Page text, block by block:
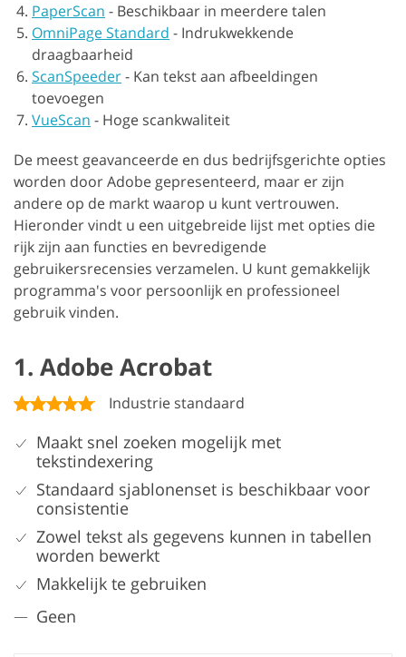
PaperScan - Beschikbaar in meerdere talen
OmniPage Standard - Indrukwekkende
draagbaarheid
ScanSpeeder- Kan tekst aan afbeeldingen
toevoegen
VueScan - Hoge scankwaliteit
De meest geavanceerde en dus bedrijfsgerichte opties
worden door Adobe gepresenteerd, maar er zijn
andere op de markt waarop u kunt vertrouwen.
Hieronder vindt u een uitgebreide lijst met opties die
rijk zijn aan functies en bevredigende
gebruikersrecensies verzamelen. U kunt gemakkelijk
programma's voor persoonlijk en professioneel
gebruik vinden.
1. Adobe Acrobat
Industrie standaard
Maakt snel zoeken mogelijk met
tekstindexering
Standaard sjablonenset is beschikbaar voor
consistentie
Zowel tekst als gegevens kunnen in tabellen
worden bewerkt
Makkelijk te gebruiken
Geen